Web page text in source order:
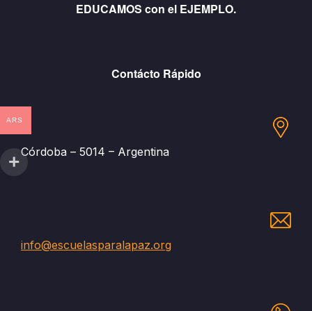
EDUCAMOS con el EJEMPLO.
Contácto Rápido
Córdoba – 5014 – Argentina
info@escuelasparalapaz.org
ARS